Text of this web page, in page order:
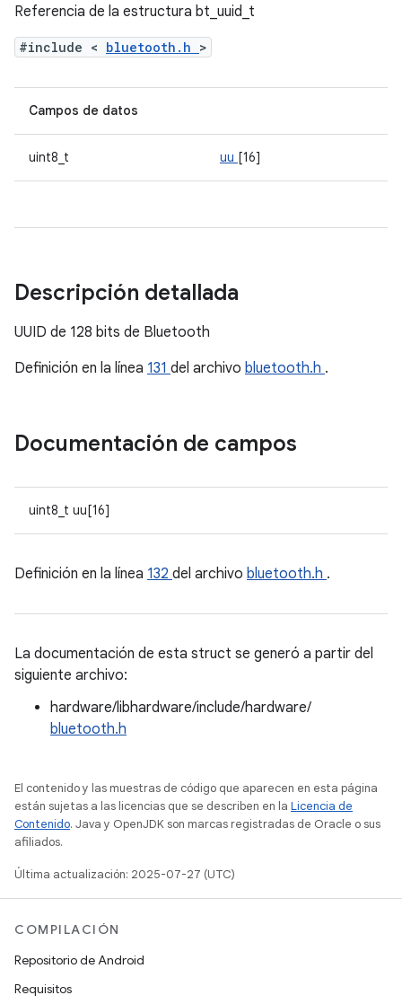
Referencia de la estructura bt_uuid_t
#include < bluetooth.h >
Campos de datos
uint8_t uu [16]
Descripción detallada
UUID de 128 bits de Bluetooth
Definición en la línea 131 del archivo bluetooth.h .
Documentación de campos
uint8_t uu[16]
Definición en la línea 132 del archivo bluetooth.h .
La documentación de esta struct se generó a partir del
siguiente archivo:
hardware/libhardware/include/hardware/
bluetooth.h
El contenido y las muestras de código que aparecen en esta página
están sujetas a las licencias que se describen en la Licencia de
Contenido. Java y OpenJDK son marcas registradas de Oracle o sus
afiliados.
Última actualización: 2025-07-27 (UTC)
COMPILACIÓN
Repositorio de Android
Requisitos